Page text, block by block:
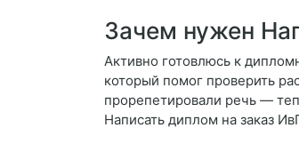
Зачем нужен
Активно готовлюсь к
который помог проверить
прорепетировали речь —
Написать диплом на заказ